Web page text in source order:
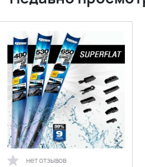
нет отзывов